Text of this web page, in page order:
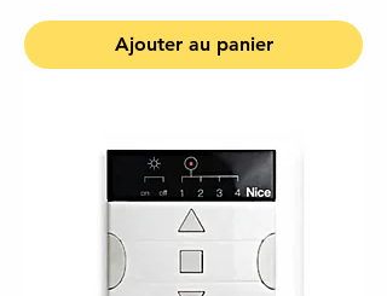
Ajouter au panier